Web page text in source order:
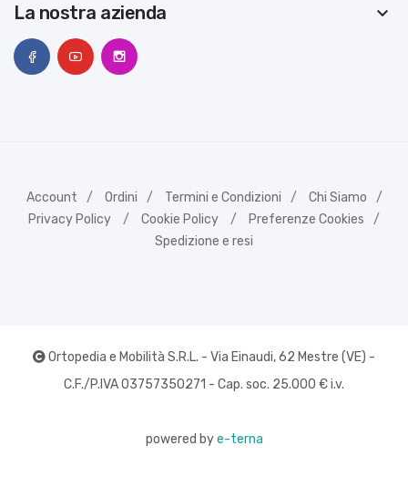
La nostra azienda
keyboard_arrow_down
Account Ordini Termini e Condizioni
Chi Siamo
Privacy Policy
Cookie Policy
Preferenze Cookies
Spedizione e resi
Ortopedia e Mobilità S.R.L. - Via Einaudi, 62 Mestre (VE) -
C.F./P.IVA 03757350271 - Cap. soc. 25.000 € i.v.
powered bye-terna